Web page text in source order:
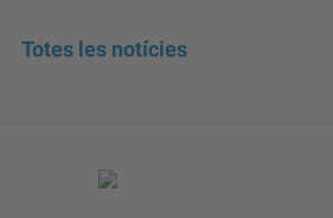
Totes les notícies